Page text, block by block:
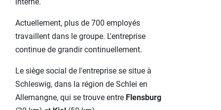
Actuellement, plus de 700 employés
travaillent dans le groupe. L'entreprise
continue de grandir continuellement.
Le siège social de l'entreprise se situe à
Schleswig, dans la région de Schlei en
Allemangne, qui se trouve entre Flensburg